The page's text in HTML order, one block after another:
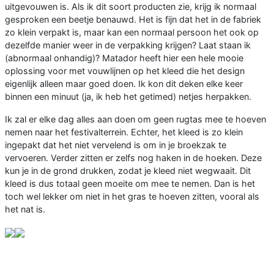
uitgevouwen is. Als ik dit soort producten zie, krijg ik normaal
gesproken een beetje benauwd. Het is fijn dat het in de fabriek
zo klein verpakt is, maar kan een normaal persoon het ook op
dezelfde manier weer in de verpakking krijgen? Laat staan ik
(abnormaal onhandig)? Matador heeft hier een hele mooie
oplossing voor met vouwlijnen op het kleed die het design
eigenlijk alleen maar goed doen. Ik kon dit deken elke keer
binnen een minuut (ja, ik heb het getimed) netjes herpakken.
Ik zal er elke dag alles aan doen om geen rugtas mee te hoeven
nemen naar het festivalterrein. Echter, het kleed is zo klein
ingepakt dat het niet vervelend is om in je broekzak te
vervoeren. Verder zitten er zelfs nog haken in de hoeken. Deze
kun je in de grond drukken, zodat je kleed niet wegwaait. Dit
kleed is dus totaal geen moeite om mee te nemen. Dan is het
toch wel lekker om niet in het gras te hoeven zitten, vooral als
het nat is.